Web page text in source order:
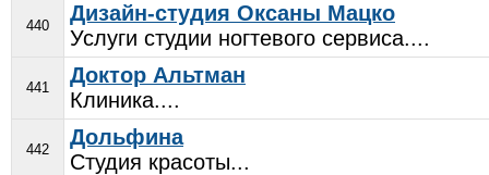
440
Дизайн-студия Оксаны Мацко
Услуги студии ногтевого сервиса....
441
Доктор Альтман
Клиника....
442
Дольфина
Студия красоты...